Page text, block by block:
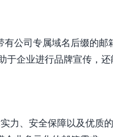
公司专属域名后缀的邮
于企业进行品牌宣传，
力、安全保障以及优质